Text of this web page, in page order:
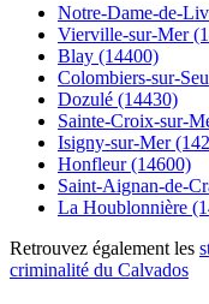
Notre-Dame-de-
Vierville-sur-Mer
Blay (14400)
Colombiers-sur-
Dozulé (14430)
Sainte-Croix-sur-
Isigny-sur-Mer
Honfleur (14600)
Saint-Aignan-de-
La Houblonnière
Retrouvez également les
criminalité du Calvados